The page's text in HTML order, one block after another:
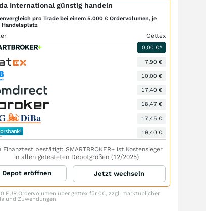
International günstig handeln
pro Trade bei einem 5.000 € Ordervolumen, je
Handelsplatz
Gettex
0,00 €*
7,90 €
10,00 €
17,40 €
18,47 €
17,45 €
19,40 €
Finanztest bestätigt: SMARTBROKER+ ist Kostensieger
in allen getesteten Depotgrößen (12/2025)
Depot eröffnen Jetzt wechseln
EUR Ordervolumen über gettex für 0€, zzgl. marktüblicher
und Zuwendungen